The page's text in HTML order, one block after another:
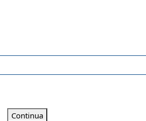
Continua